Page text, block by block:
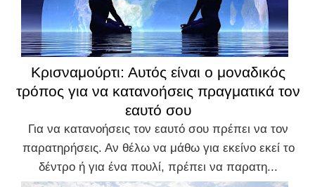
Κρισναμούρτι: Αυτός είναι ο μοναδικός
τρόπος για να κατανοήσεις πραγματικά τον
εαυτό σου
Για να κατανοήσεις τον εαυτό σου πρέπει να τον
παρατηρήσεις. Αν θέλω να μάθω για εκείνο εκεί το
δέντρο ή για ένα πουλί, πρέπει να παρατη...